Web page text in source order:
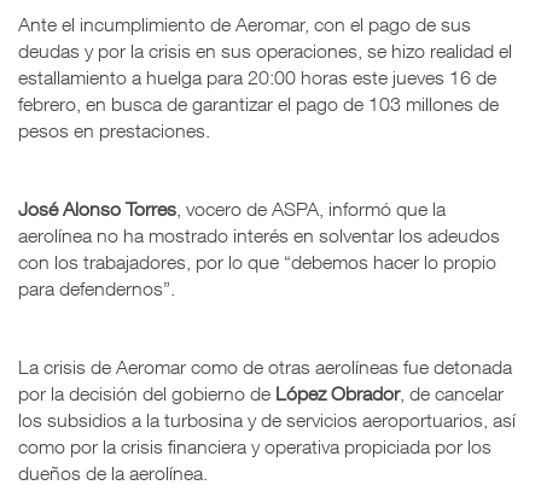
Ante el incumplimiento de Aeromar, con el pago de sus
deudas y por la crisis en sus operaciones, se hizo realidad el
estallamiento a huelga para 20:00 horas este jueves 16 de
febrero, en busca de garantizar el pago de 103 millones de
pesos en prestaciones.
José Alonso Torres , vocero de ASPA, informó que la
aerolínea no ha mostrado interés en solventar los adeudos
con los trabajadores, por lo que “debemos hacer lo propio
para defendernos”.
La crisis de Aeromar como de otras aerolíneas fue detonada
por la decisión del gobierno de López Obrador, de cancelar
los subsidios a la turbosina y de servicios aeroportuarios, así
como por la crisis financiera y operativa propiciada por los
dueños de la aerolínea.